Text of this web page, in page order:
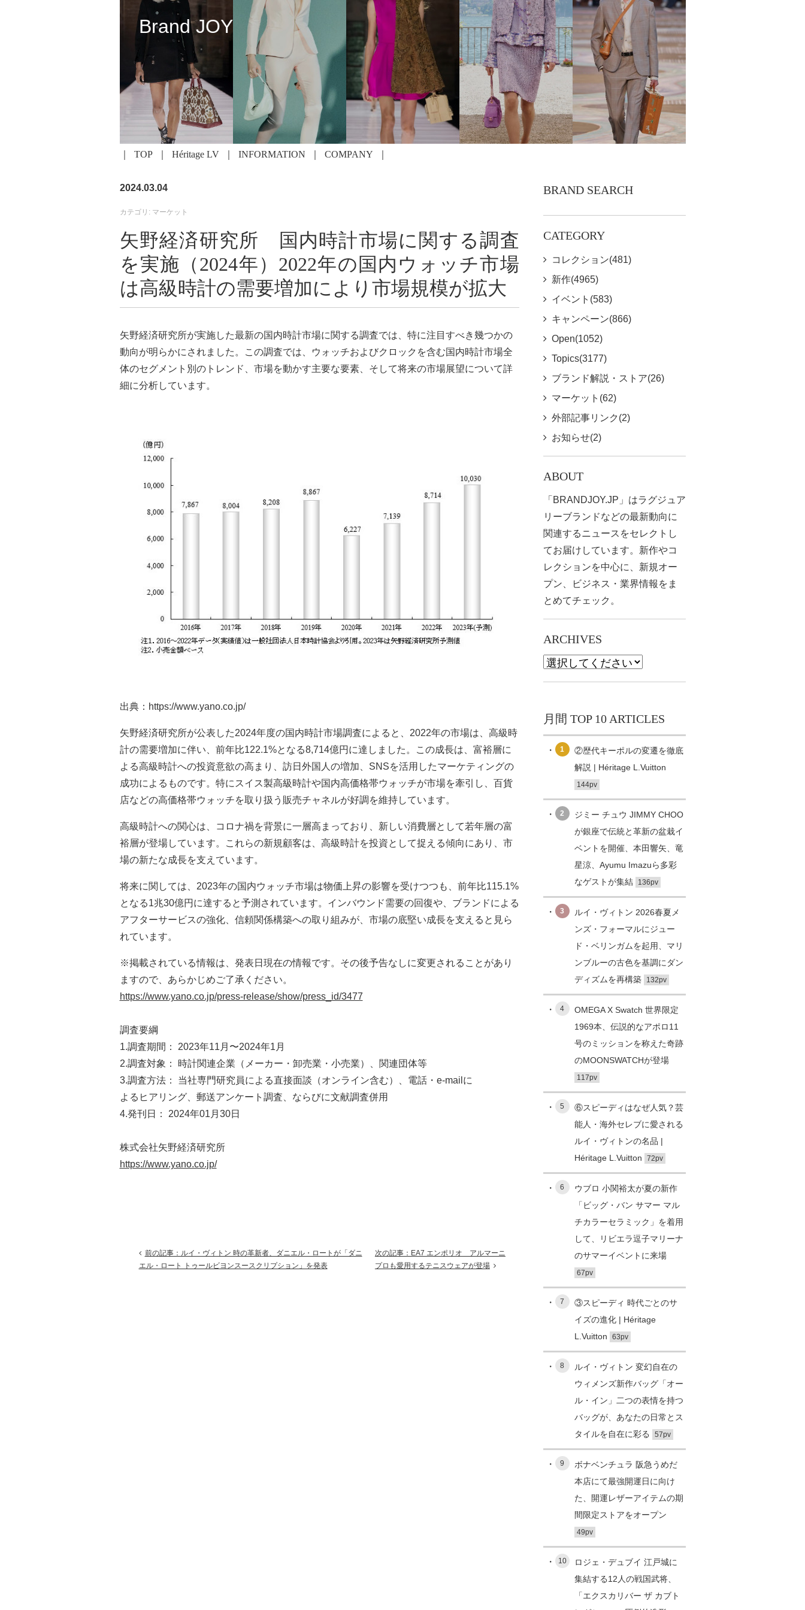
Brand JOY
TOP Héritage LV INFORMATION COMPANY
2024.03.04
カテゴリ: マーケット
矢野経済研究所 国内時計市場に関する調査
を実施（2024年）2022年の国内ウォッチ市場
は高級時計の需要増加により市場規模が拡大
矢野経済研究所が実施した最新の国内時計市場に関する調査では、特に注目すべき幾つかの
動向が明らかにされました。この調査では、ウォッチおよびクロックを含む国内時計市場全
体のセグメント別のトレンド、市場を動かす主要な要素、そして将来の市場展望について詳
細に分析しています。
出典：https://www.yano.co.jp/
矢野経済研究所が公表した2024年度の国内時計市場調査によると、2022年の市場は、高級時
計の需要増加に伴い、前年比122.1%となる8,714億円に達しました。この成長は、富裕層に
よる高級時計への投資意欲の高まり、訪日外国人の増加、SNSを活用したマーケティングの
成功によるものです。特にスイス製高級時計や国内高価格帯ウォッチが市場を牽引し、百貨
店などの高価格帯ウォッチを取り扱う販売チャネルが好調を維持しています。
高級時計への関心は、コロナ禍を背景に一層高まっており、新しい消費層として若年層の富
裕層が登場しています。これらの新規顧客は、高級時計を投資として捉える傾向にあり、市
場の新たな成長を支えています。
将来に関しては、2023年の国内ウォッチ市場は物価上昇の影響を受けつつも、前年比115.1%
となる1兆30億円に達すると予測されています。インバウンド需要の回復や、ブランドによる
アフターサービスの強化、信頼関係構築への取り組みが、市場の底堅い成長を支えると見ら
れています。
※掲載されている情報は、発表日現在の情報です。その後予告なしに変更されることがあり
ますので、あらかじめご了承ください。
https://www.yano.co.jp/press-release/show/press_id/3477
調査要綱
1.調査期間： 2023年11月〜2024年1月
2.調査対象： 時計関連企業（メーカー・卸売業・小売業）、関連団体等
3.調査方法： 当社専門研究員による直接面談（オンライン含む）、電話・e-mailに
よるヒアリング、郵送アンケート調査、ならびに文献調査併用
4.発刊日： 2024年01月30日
株式会社矢野経済研究所
https://www.yano.co.jp/
前の記事：ルイ・ヴィトン 時の革新者、ダニエル・ロートが「ダニ
エル・ロート トゥールビヨンスースクリプション」を発表
次の記事：EA7 エンポリオ アルマーニ
プロも愛用するテニスウェアが登場
BRAND SEARCH
CATEGORY
コレクション(481)
新作(4965)
イベント(583)
キャンペーン(866)
Open(1052)
Topics(3177)
ブランド解説・ストア(26)
マーケット(62)
外部記事リンク(2)
お知らせ(2)
ABOUT
「BRANDJOY.JP」はラグジュア
リーブランドなどの最新動向に
関連するニュースをセレクトし
てお届けしています。新作やコ
レクションを中心に、新規オー
プン、ビジネス・業界情報をま
とめてチェック。
ARCHIVES
月間 TOP 10 ARTICLES
1
②歴代キーポルの変遷を徹底
解説 | Héritage L.Vuitton
144pv
2
ジミー チュウ JIMMY CHOO
が銀座で伝統と革新の盆栽イ
ベントを開催、本田響矢、竜
星涼、Ayumu Imazuら多彩
なゲストが集結
136pv
3
ルイ・ヴィトン 2026春夏メ
ンズ・フォーマルにジュー
ド・ベリンガムを起用、マリ
ンブルーの古色を基調にダン
ディズムを再構築
132pv
4
OMEGA X Swatch 世界限定
1969本、伝説的なアポロ11
号のミッションを称えた奇跡
のMOONSWATCHが登場
117pv
5
⑥スピーディはなぜ人気？芸
能人・海外セレブに愛される
ルイ・ヴィトンの名品 |
Héritage L.Vuitton
72pv
6
ウブロ 小関裕太が夏の新作
「ビッグ・バン サマー マル
チカラーセラミック」を着用
して、リビエラ逗子マリーナ
のサマーイベントに来場
67pv
7
③スピーディ 時代ごとのサ
イズの進化 | Héritage
L.Vuitton
63pv
8
ルイ・ヴィトン 変幻自在の
ウィメンズ新作バッグ「オー
ル・イン」二つの表情を持つ
バッグが、あなたの日常とス
タイルを自在に彩る
57pv
9
ボナベンチュラ 阪急うめだ
本店にて最強開運日に向け
た、開運レザーアイテムの期
間限定ストアをオープン
49pv
10
ロジェ・デュブイ 江戸城に
集結する12人の戦国武将、
「エクスカリバー ザ カブト